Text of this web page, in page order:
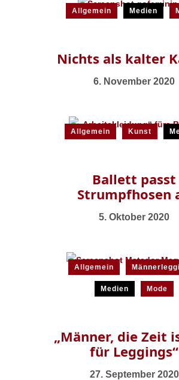
Allgemein Medien
Nichts als kalter
6. November 2020
Allgemein Kunst
Ballett passt
Strumpfhosen
5. Oktober 2020
Allgemein
Medien Mode
„Männer, die Zeit
für Leggings“
27. September 2020